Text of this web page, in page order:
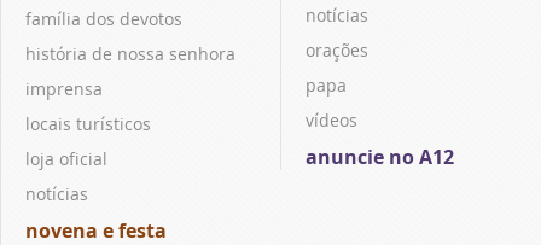
família dos devotos
história de nossa senhora
imprensa
locais turísticos
loja oficial
notícias
novena e festa
notícias
orações
papa
vídeos
anuncie no A12